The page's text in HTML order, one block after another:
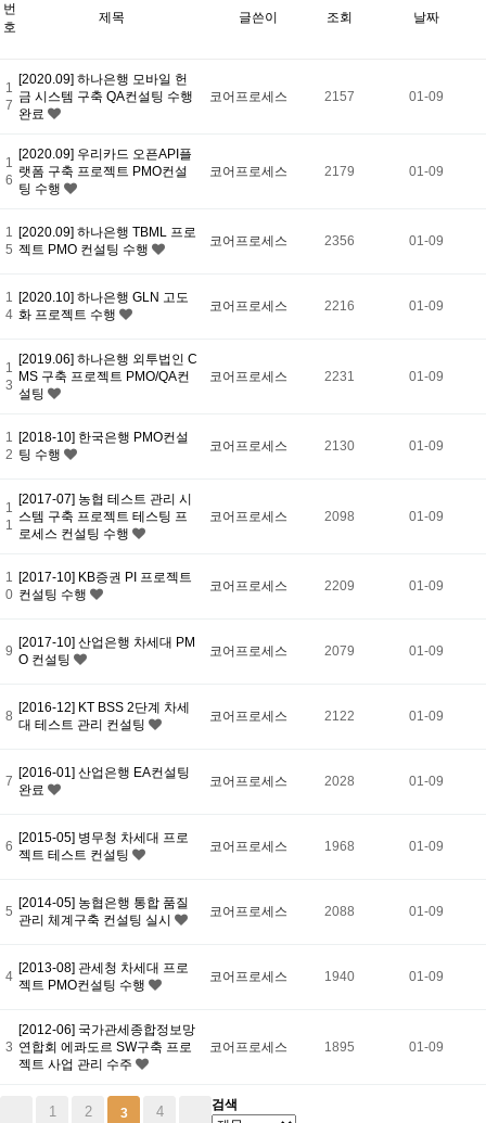
번
호
제목 글쓴이 조회 날짜
1
7
[2020.09] 하나은행 모바일 헌
금 시스템 구축 QA컨설팅 수행
완료
코어프로세스 2157 01-09
1
6
[2020.09] 우리카드 오픈API플
랫폼 구축 프로젝트 PMO컨설
팅 수행
코어프로세스 2179 01-09
1
5
[2020.09] 하나은행 TBML 프로
젝트 PMO 컨설팅 수행
코어프로세스 2356 01-09
1
4
[2020.10] 하나은행 GLN 고도
화 프로젝트 수행
코어프로세스 2216 01-09
1
3
[2019.06] 하나은행 외투법인 C
MS 구축 프로젝트 PMO/QA컨
설팅
코어프로세스 2231 01-09
1
2
[2018-10] 한국은행 PMO컨설
팅 수행
코어프로세스 2130 01-09
1
1
[2017-07] 농협 테스트 관리 시
스템 구축 프로젝트 테스팅 프
로세스 컨설팅 수행
코어프로세스 2098 01-09
1
0
[2017-10] KB증권 PI 프로젝트
컨설팅 수행
코어프로세스 2209 01-09
9
[2017-10] 산업은행 차세대 PM
O 컨설팅
코어프로세스 2079 01-09
8
[2016-12] KT BSS 2단계 차세
대 테스트 관리 컨설팅
코어프로세스 2122 01-09
7
[2016-01] 산업은행 EA컨설팅
완료
코어프로세스 2028 01-09
6
[2015-05] 병무청 차세대 프로
젝트 테스트 컨설팅
코어프로세스 1968 01-09
5
[2014-05] 농협은행 통합 품질
관리 체계구축 컨설팅 실시
코어프로세스 2088 01-09
4
[2013-08] 관세청 차세대 프로
젝트 PMO컨설팅 수행
코어프로세스 1940 01-09
3
[2012-06] 국가관세종합정보망
연합회 에콰도르 SW구축 프로
젝트 사업 관리 수주
코어프로세스 1895 01-09
1 2 3 4 검색